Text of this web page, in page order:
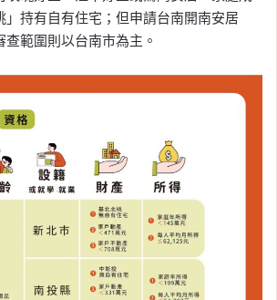
」持有自有住宅；但申請台南開南安居
範圍則以台南市為主。